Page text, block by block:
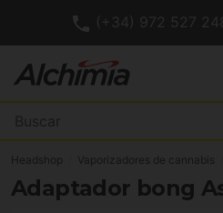
(+34) 972 527
Headshop Vaporizadores de cannabis
Adaptador bong